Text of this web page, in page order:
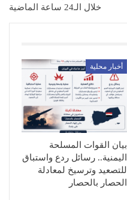
خلال الـ24 ساعة الماضية
أخبار محلية
بيان القوات المسلحة
اليمنية.. رسائل ردع واستباق
للتصعيد وترسيخ لمعادلة
الحصار بالحصار